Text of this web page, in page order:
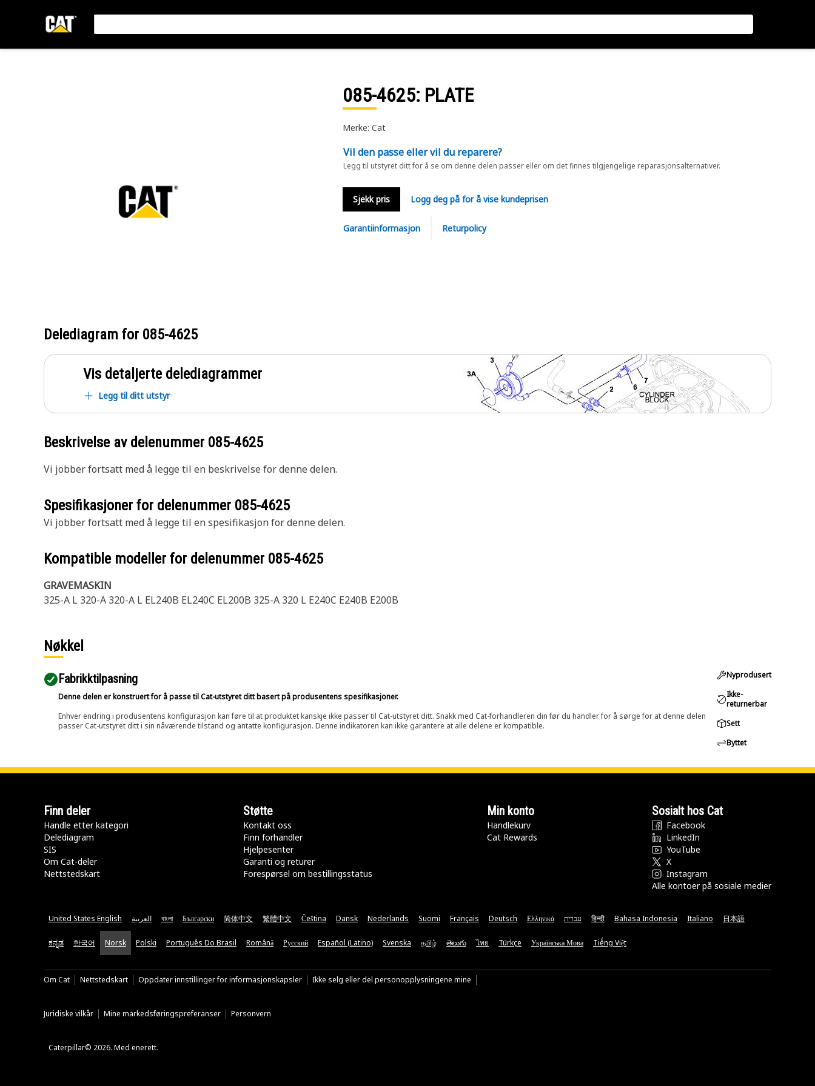
085-4625: PLATE
Merke: Cat
Vil den passe eller vil du reparere?
Legg til utstyret ditt for å se om denne delen passer eller om det finnes tilgjengelige reparasjonsalternativer.
Sjekk pris Logg deg på for å vise kundeprisen
Garantiinformasjon Returpolicy
Delediagram for 085-4625
Vis detaljerte delediagrammer
Legg til ditt utstyr
Beskrivelse av delenummer 085-4625
Vi jobber fortsatt med å legge til en beskrivelse for denne delen.
Spesifikasjoner for delenummer 085-4625
Vi jobber fortsatt med å legge til en spesifikasjon for denne delen.
Kompatible modeller for delenummer 085-4625
GRAVEMASKIN
325-A L 320-A 320-A L EL240B EL240C EL200B 325-A 320 L E240C E240B E200B
Nøkkel
Fabrikktilpasning
Denne delen er konstruert for å passe til Cat-utstyret ditt basert på produsentens spesifikasjoner.
Enhver endring i produsentens konfigurasjon kan føre til at produktet kanskje ikke passer til Cat-utstyret ditt. Snakk med Cat-forhandleren din før du handler for å sørge for at denne delen
passer Cat-utstyret ditt i sin nåværende tilstand og antatte konfigurasjon. Denne indikatoren kan ikke garantere at alle delene er kompatible.
Nyprodusert
Ikke-
returnerbar
Sett
Byttet
Finn deler
Handle etter kategori
Delediagram
SIS
Om Cat-deler
Nettstedskart
Støtte
Kontakt oss
Finn forhandler
Hjelpesenter
Garanti og returer
Forespørsel om bestillingsstatus
Min konto
Handlekurv
Cat Rewards
Sosialt hos Cat
Facebook
LinkedIn
YouTube
X
Instagram
Alle kontoer på sosiale medier
United States English العربية বাংলা Български 简体中文 繁體中文 Čeština Dansk Nederlands Suomi Français Deutsch Ελληνικά עברית हिन्दी Bahasa Indonesia Italiano 日本語
ಕನ್ನಡ 한국어 Norsk Polski Português Do Brasil Română Русский Español (Latino) Svenska தமிழ் తెలుగు ไทย Türkçe Українська Мова Tiếng Việt
Om Cat Nettstedskart Oppdater innstillinger for informasjonskapsler Ikke selg eller del personopplysningene mine
Juridiske vilkår Mine markedsføringspreferanser Personvern
Caterpillar© 2026. Med enerett.